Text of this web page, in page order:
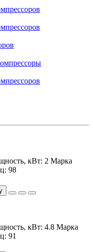
кВт: 2 Марка
98
кВт: 4.8 Марка
91